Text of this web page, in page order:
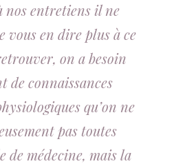
nos entretiens il ne
en dire plus à ce
on a besoin
de connaissances
qu’on ne
pas toutes
de médecine, mais la